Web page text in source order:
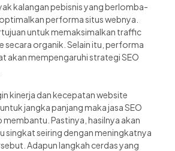
kalangan pebisnis yang berlomba-
performa situs webnya.
untuk memaksimalkan traffic
secara organik. Selain itu, performa
akan mempengaruhi strategi SEO
kinerja dan kecepatan website
jangka panjang maka jasa SEO
membantu. Pastinya, hasilnya akan
singkat seiring dengan meningkatnya
Adapun langkah cerdas yang